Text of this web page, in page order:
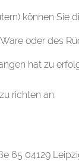
können Sie
oder des
hat zu
richten an:
65 04129